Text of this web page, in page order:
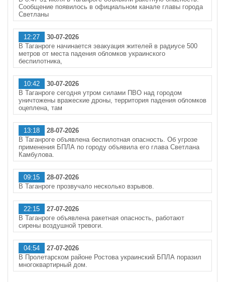
Сообщение появилось в официальном канале главы города
Светланы
12:27
30-07-2026
В Таганроге начинается эвакуация жителей в радиусе 500
метров от места падения обломков украинского
беспилотника,
10:42
30-07-2026
В Таганроге сегодня утром силами ПВО над городом
уничтожены вражеские дроны, территория падения обломков
оцеплена, там
13:18
28-07-2026
В Таганроге объявлена беспилотная опасность. Об угрозе
применения БПЛА по городу объявила его глава Светлана
Камбулова.
09:15
28-07-2026
В Таганроге прозвучало несколько взрывов.
22:15
27-07-2026
В Таганроге объявлена ракетная опасность, работают
сирены воздушной тревоги.
04:54
27-07-2026
В Пролетарском районе Ростова украинский БПЛА поразил
многоквартирный дом.